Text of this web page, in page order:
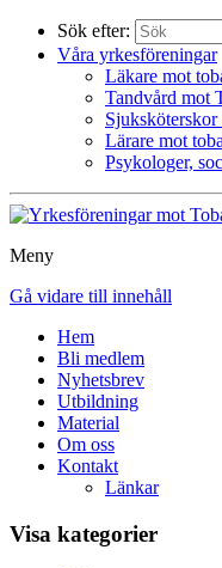
Sök efter:
Våra yrkesföreningar
Läkare mot
Tandvård mot
Lärare mot
Psykologer,
Meny
Gå vidare till innehåll
Hem
Bli medlem
Nyhetsbrev
Utbildning
Material
Om oss
Kontakt
Länkar
Visa kategorier